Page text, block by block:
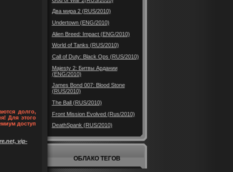
долго,
Для этого
доступ
vip-
Два мира 2 (RUS/2010)
Undertown (ENG/2010)
Alien Breed: Impact (ENG/2010)
World of Tanks (RUS/2010)
Call of Duty: Black Ops (RUS/2010)
Majesty 2: Битвы Ардании
(ENG/2010)
James Bond 007: Blood Stone
(RUS/2010)
The Ball (RUS/2010)
Front Mission Evolved (Rus/2010)
DeathSpank (RUS/2010)
ОБЛАКО ТЕГОВ